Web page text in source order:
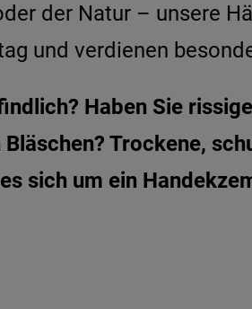
der Natur – unsere
und verdienen
Haben Sie
Trockene,
sich um ein